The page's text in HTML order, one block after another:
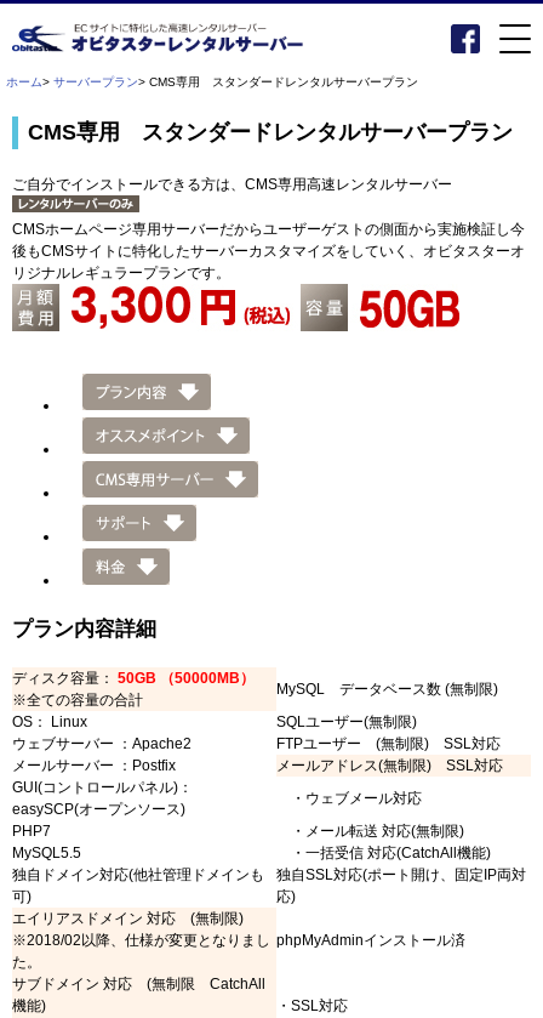
ホーム> サーバープラン> CMS専用 スタンダードレンタルサーバープラン
CMS専用 スタンダードレンタルサーバープラン
ご自分でインストールできる方は、CMS専用高速レンタルサーバー
CMSホームページ専用サーバーだからユーザーゲストの側面から実施検証し今
後もCMSサイトに特化したサーバーカスタマイズをしていく、オビタスターオ
リジナルレギュラープランです。
プラン内容詳細
ディスク容量： 50GB （50000MB）
※全ての容量の合計
MySQL データベース数 (無制限)
OS： Linux
SQLユーザー(無制限)
ウェブサーバー ：Apache2
FTPユーザー (無制限) SSL対応
メールサーバー ：Postfix
メールアドレス(無制限) SSL対応
GUI(コントロールパネル)：
easySCP(オープンソース)
・ウェブメール対応
PHP7
・メール転送 対応(無制限)
MySQL5.5
・一括受信 対応(CatchAll機能)
独自ドメイン対応(他社管理ドメインも
可)
独自SSL対応(ポート開け、固定IP両対
応)
エイリアスドメイン 対応 (無制限)
※2018/02以降、仕様が変更となりまし
た。
phpMyAdminインストール済
サブドメイン 対応 (無制限 CatchAll
機能)
・SSL対応